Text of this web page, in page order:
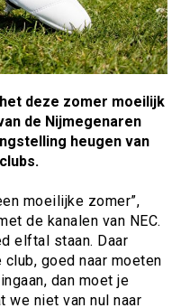
het deze zomer moeilijk
de Nijmegenaren
heugen van
moeilijke zomer”,
de kanalen van NEC.
elftal staan. Daar
goed naar moeten
dan moet je
we niet van nul naar